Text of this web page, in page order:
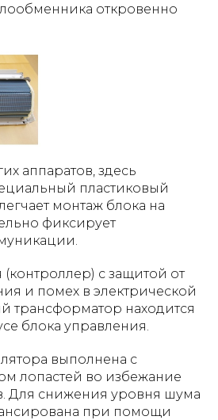
откровенно
аппаратов, здесь
пластиковый
монтаж блока на
фиксирует
(контроллер) с защитой от
и помех в электрической
трансформатор находится
блока управления.
выполнена с
лопастей во избежание
Для снижения уровня шума
при помощи